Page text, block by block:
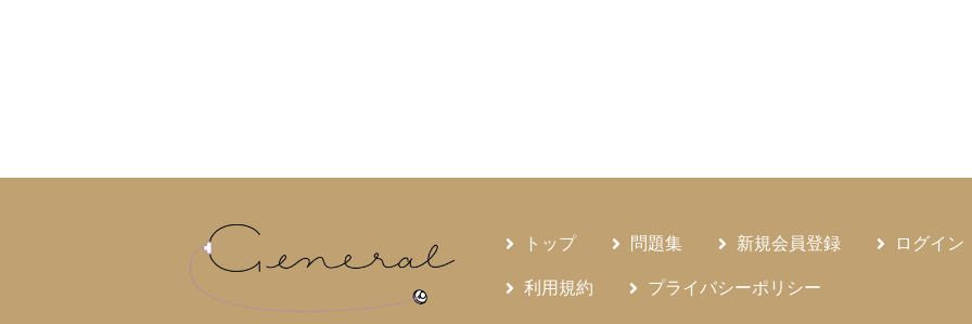
トップ 問題集 新規会員登録 ログイン
利用規約 プライバシーポリシー